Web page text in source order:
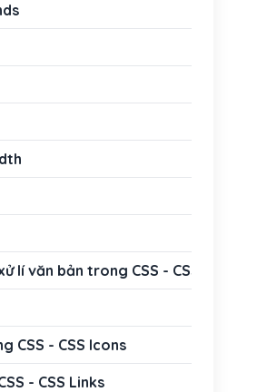
lí văn bản trong CSS - CSS Text
CSS - CSS Icons
- CSS Links